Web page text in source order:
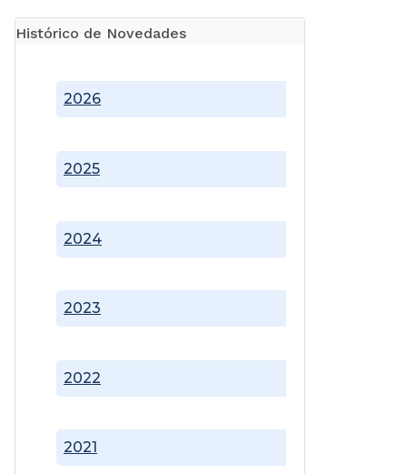
Histórico de Novedades
2021
2022
2023
2024
2025
2026